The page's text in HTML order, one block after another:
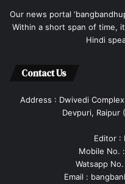
Our news portal
Within a short span of time,
Hindi
Contact Us
Address : Dwivedi
Devpuri, Raipur
Editor :
Mobile No.
Watsapp
Email :